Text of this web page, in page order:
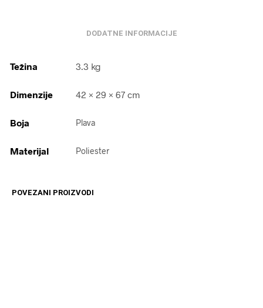
DODATNE INFORMACIJE
Težina 3.3 kg
Dimenzije 42 × 29 × 67 cm
Boja Plava
Materijal Poliester
POVEZANI PROIZVODI